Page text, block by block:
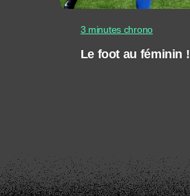
3 minutes chrono
Le foot au féminin !